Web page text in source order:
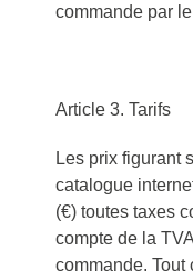
commande par
Article 3. Tarifs
Les prix figurant
catalogue
(€) toutes taxes
compte de la
commande. Tout